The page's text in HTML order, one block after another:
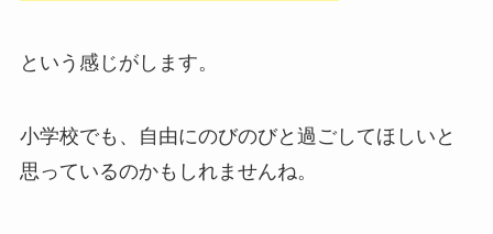
という感じがします。
小学校でも、自由にのびのびと過ごしてほしいと
思っているのかもしれませんね。